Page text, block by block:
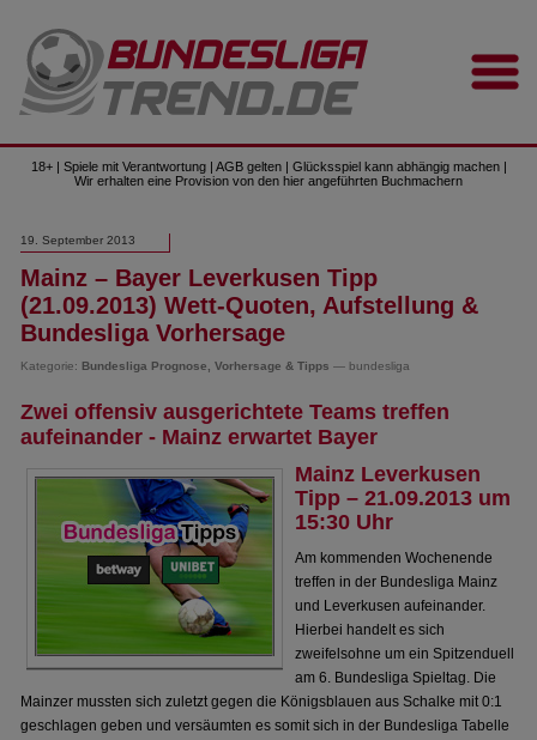
18+ | Spiele mit Verantwortung | AGB gelten | Glücksspiel kann abhängig machen |
Wir erhalten eine Provision von den hier angeführten Buchmachern
19. September 2013
Mainz – Bayer Leverkusen Tipp
(21.09.2013) Wett-Quoten, Aufstellung &
Bundesliga Vorhersage
Kategorie: Bundesliga Prognose, Vorhersage & Tipps — bundesliga
Zwei offensiv ausgerichtete Teams treffen
aufeinander - Mainz erwartet Bayer
Mainz Leverkusen
Tipp – 21.09.2013 um
15:30 Uhr
Am kommenden Wochenende
treffen in der Bundesliga Mainz
und Leverkusen aufeinander.
Hierbei handelt es sich
zweifelsohne um ein Spitzenduell
am 6. Bundesliga Spieltag. Die
Mainzer mussten sich zuletzt gegen die Königsblauen aus Schalke mit 0:1
geschlagen geben und versäumten es somit sich in der Bundesliga Tabelle